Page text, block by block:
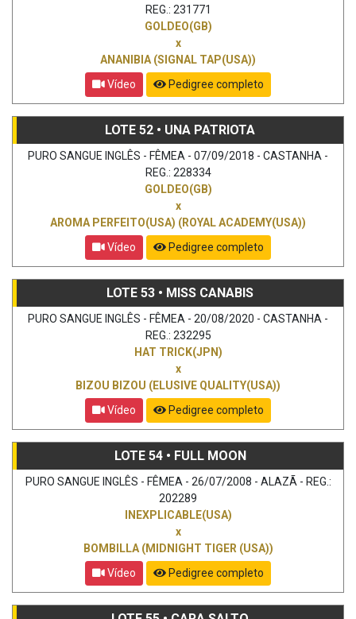
REG.: 231771
GOLDEO(GB)
x
ANANIBIA (SIGNAL TAP(USA))
Vídeo
Pedigree completo
LOTE 52 • UNA PATRIOTA
PURO SANGUE INGLÊS - FÊMEA - 07/09/2018 - CASTANHA -
REG.: 228334
GOLDEO(GB)
x
AROMA PERFEITO(USA) (ROYAL ACADEMY(USA))
Vídeo
Pedigree completo
LOTE 53 • MISS CANABIS
PURO SANGUE INGLÊS - FÊMEA - 20/08/2020 - CASTANHA -
REG.: 232295
HAT TRICK(JPN)
x
BIZOU BIZOU (ELUSIVE QUALITY(USA))
Vídeo
Pedigree completo
LOTE 54 • FULL MOON
PURO SANGUE INGLÊS - FÊMEA - 26/07/2008 - ALAZÃ - REG.:
202289
INEXPLICABLE(USA)
x
BOMBILLA (MIDNIGHT TIGER (USA))
Vídeo
Pedigree completo